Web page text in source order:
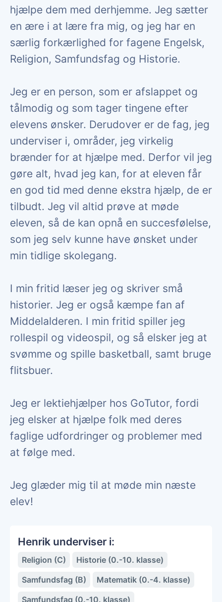
hjælpe dem med derhjemme. Jeg sætter
en ære i at lære fra mig, og jeg har en
særlig forkærlighed for fagene Engelsk,
Religion, Samfundsfag og Historie.
Jeg er en person, som er afslappet og
tålmodig og som tager tingene efter
elevens ønsker. Derudover er de fag, jeg
underviser i, områder, jeg virkelig
brænder for at hjælpe med. Derfor vil jeg
gøre alt, hvad jeg kan, for at eleven får
en god tid med denne ekstra hjælp, de er
tilbudt. Jeg vil altid prøve at møde
eleven, så de kan opnå en succesfølelse,
som jeg selv kunne have ønsket under
min tidlige skolegang.
I min fritid læser jeg og skriver små
historier. Jeg er også kæmpe fan af
Middelalderen. I min fritid spiller jeg
rollespil og videospil, og så elsker jeg at
svømme og spille basketball, samt bruge
flitsbuer.
Jeg er lektiehjælper hos GoTutor, fordi
jeg elsker at hjælpe folk med deres
faglige udfordringer og problemer med
at følge med.
Jeg glæder mig til at møde min næste
elev!
Henrik underviser i:
Religion (C)
Historie (0.-10. klasse)
Samfundsfag (B)
Matematik (0.-4. klasse)
Samfundsfag (0.-10. klasse)